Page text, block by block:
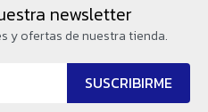
newsletter
y ofertas de nuestra tienda.
SUSCRIBIRME